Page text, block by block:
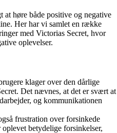
at høre både positive og negative
Her har vi samlet en række
med Victorias Secret, hvor
oplevelser.
klager over den dårlige
Det nævnes, at det er svært at
og kommunikationen
frustration over forsinkede
betydelige forsinkelser,